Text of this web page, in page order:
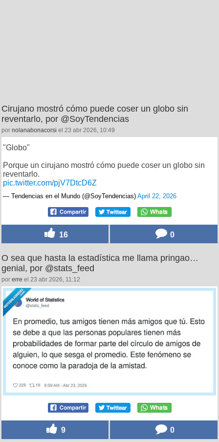
Cirujano mostró cómo puede coser un globo sin
reventarlo, por @SoyTendencias
por nolanabonacorsi el 23 abr 2026, 10:49
"Globo"
Porque un cirujano mostró cómo puede coser un globo sin
reventarlo.
pic.twitter.com/pjV7DtcD6Z
— Tendencias en el Mundo (@SoyTendencias) April 22, 2026
16 0
O sea que hasta la estadística me llama pringao…
genial, por @stats_feed
por erre el 23 abr 2026, 11:12
9 0